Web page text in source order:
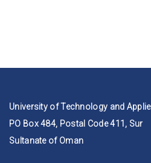
University of Technology and
PO Box 484, Postal Code 411, Sur
Sultanate of Oman